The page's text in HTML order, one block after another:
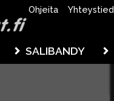
Ohjeita
SALIBANDY